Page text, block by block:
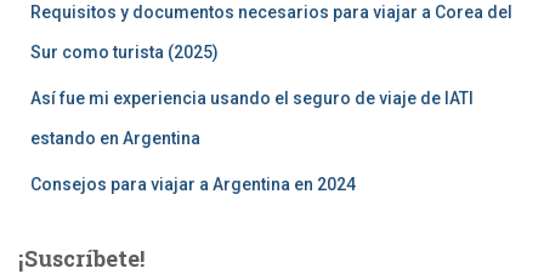
Requisitos y documentos necesarios para viajar a Corea del
Sur como turista (2025)
Así fue mi experiencia usando el seguro de viaje de IATI
estando en Argentina
Consejos para viajar a Argentina en 2024
¡Suscríbete!